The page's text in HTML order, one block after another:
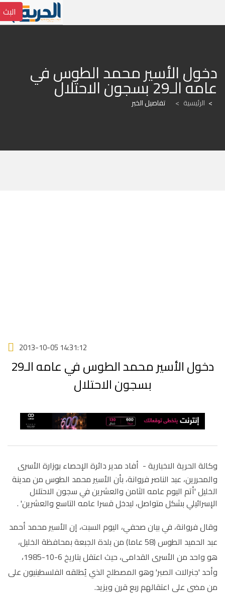
عامه الـ29 بسجون الاحتلال
الرئيسية > تفاصيل الخبر
2013-10-05 14:31:12
دخول الأسير محمد الطوس في عامه الـ29
بسجون الاحتلال
وكالة الحرية الاخبارية - أفاد مدير دائرة الإحصاء بوزارة الأسرى
والمحررين، عبد الناصر فروانة، بأن الأسير محمد الطوس من مدينة
الخليل 'أتم اليوم عامه الثامن والعشرين في سجون الاحتلال
الإسرائيلي بشكل متواصل، ليدخل قسرا عامه التاسع والعشرين' .
وقال فروانة، في بيان صحفي، اليوم السبت، إن الأسير محمد أحمد
عبد الحميد الطوس (58 عاما) من بلدة الجبعة بمحافظة الخليل،
هو واحد من الأسرى القدامى، حيث اعتقل بتاريخ 6-10-1985،
وأحد 'جنرالات الصبر' وهو المصطلح الذي يُطلقه الفلسطينيون على
من مضى على اعتقالهم ربع قرن ويزيد.